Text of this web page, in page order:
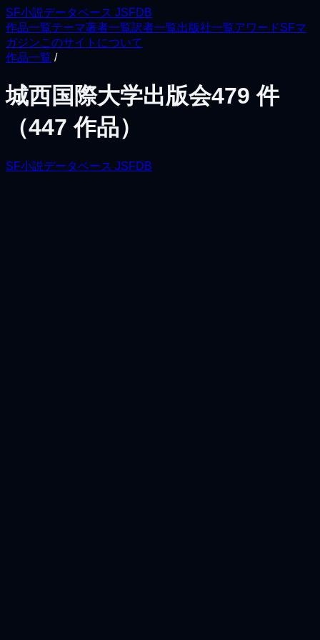
SF小説データベース JSFDB
作品一覧テーマ著者一覧訳者一覧出版社一覧アワードSFマ
ガジンこのサイトについて
作品一覧 /
城西国際大学出版会479 件
（447 作品）
SF小説データベース JSFDB